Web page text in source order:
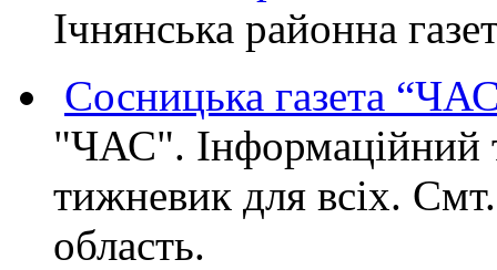
Ічнянська районна
Сосницька газета
"ЧАС". Інформаційний
тижневик для всіх.
область.